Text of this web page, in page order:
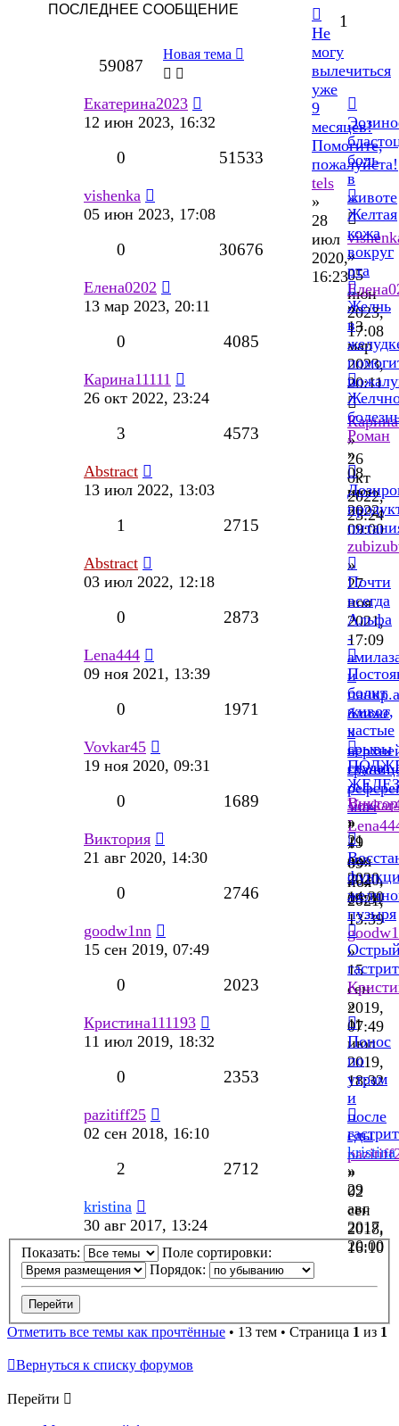
ПОСЛЕДНЕЕ СООБЩЕНИЕ
Не
могу
вылечиться
уже
9
месяцев!
Помогите,
пожалуйста!
tels
»
28
июл
2020,
16:23
1
59087
Екатерина2023
12 июн 2023, 16:32
боль
в
животе
»
05
июн
2023,
17:08
0 51533
vishenka
05 июн 2023, 17:08
Желтая
кожа
вокруг
рта
»
13
мар
2023,
20:11
0 30676
Елена0202
13 мар 2023, 20:11
Желчь
в
»
26
окт
2022,
23:24
0 4085
Карина11111
26 окт 2022, 23:24
Роман
»
08
июн
2022,
09:00
3 4573
Abstract
13 июл 2022, 13:03
»
27
ноя
2021,
17:09
1 2715
Abstract
03 июл 2022, 12:18
Почти
всегда
Альфа
-
и
ближе
к
знач
»
09
ноя
2021,
13:39
0 2873
Lena444
09 ноя 2021, 13:39
болит
живот,
частые
срывы
стула
.
»
19
ноя
2020,
09:31
0 1971
Vovkar45
19 ноя 2020, 09:31
»
21
авг
2020,
14:30
0 1689
Виктория
21 авг 2020, 14:30
пузыря
»
15
сен
2019,
07:49
0 2746
goodw1nn
15 сен 2019, 07:49
гастрит
»
11
июл
2019,
18:32
0 2023
Кристина111193
11 июл 2019, 18:32
Понос
по
утрам
и
после
еды
»
02
сен
2018,
16:10
0 2353
pazitiff25
02 сен 2018, 16:10
гастрит
kristina
»
29
авг
2017,
20:00
2 2712
kristina
30 авг 2017, 13:24
Новая тема
Показать:
Поле сортировки:
Порядок:
Отметить все темы как прочтённые • 13 тем • Страница 1 из 1
Вернуться к списку форумов
Перейти